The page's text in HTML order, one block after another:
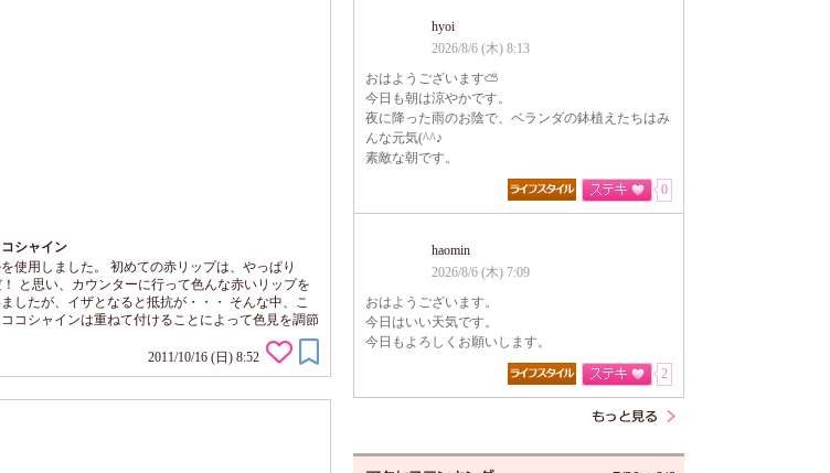
シャイン
使用しました。 初めての赤リップは、やっぱり
と思い、カウンターに行って色んな赤いリップを
したが、イザとなると抵抗が・・・ そんな中、こ
コシャインは重ねて付けることによって色見を調節
には抵抗なく付けられる商品でした♪ これだけでも
りますが、グロスを重ねても可愛いです♪
2011/10/16 (日) 8:52
hyoi
2026/8/6 (木) 8:13
おはようございます⛅
今日も朝は涼やかです。
夜に降った雨のお陰で、ベランダの鉢植えたちはみ
んな元気(^^♪
素敵な朝です。
0
haomin
2026/8/6 (木) 7:09
おはようございます。
今日はいい天気です。
今日もよろしくお願いします。
2